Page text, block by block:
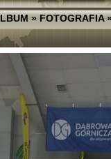
»FOTOGRAFIA